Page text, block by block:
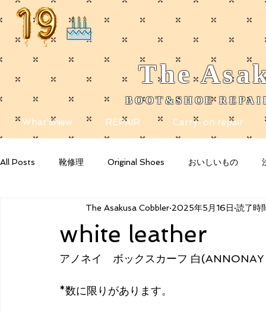
The
​BOOT&SHOE
What'sNew REPAIR Carry-on repair
All Posts 靴修理 Original Shoes おいしいもの
Your Community Blogging Tips
white leather
The Asakusa Cobbler 2025年5月16日 読了時
アノネイ　ボックスカーフ 白(
*数に限りがあります。